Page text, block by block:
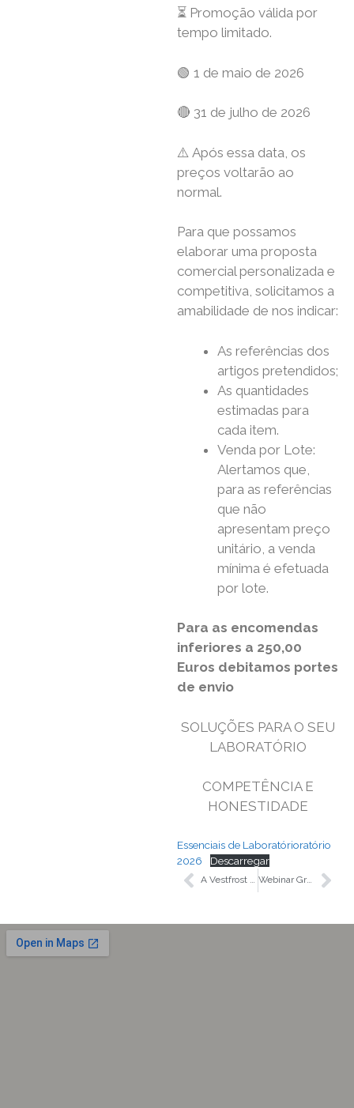
⏳ Promoção válida por
tempo limitado.
🟢 1 de maio de 2026
🔴 31 de julho de 2026
⚠️ Após essa data, os
preços voltarão ao
normal.
Para que possamos
elaborar uma proposta
comercial personalizada e
competitiva, solicitamos a
amabilidade de nos indicar:
As referências dos
artigos pretendidos;
As quantidades
estimadas para
cada item.
Venda por Lote:
Alertamos que,
para as referências
que não
apresentam preço
unitário, a venda
mínima é efetuada
por lote.
Para as encomendas
inferiores a 250,00
Euros debitamos portes
de envio
SOLUÇÕES PARA O SEU
LABORATÓRIO
COMPETÊNCIA E
HONESTIDADE
Essenciais de Laboratórioratório
2026
Descarregar
A Vestfrost Solutions é um novo parceiro para Portugal Webinar Gratuito: Domine as Técnicas Corretas de Pipetagem com a Socorex Swiss 🧪